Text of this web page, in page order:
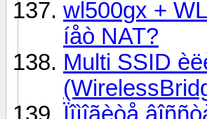
wl500gx +
íåò NAT?
Multi SSID
Ïîìîãèòå